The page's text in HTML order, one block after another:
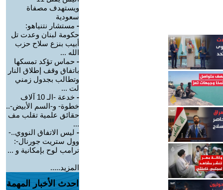
ويستهدف مصفاة
سعودية
- مستشار نتنياهو:
حكومة لبنان وعدت تل
أبيب بنزع سلاح حزب
الله ...
- حماس تؤكد تمسكها
باتفاق وقف إطلاق النار
وتطالب بجدول زمني
لت ...
-
خدعة -الـ 10 آلاف
خطوة- و-السم الأبيض-..
حقائق علمية تقلب مف
...
- ليس الاتفاق النووي..-
وول ستريت جورنال-:
ترامب لوح بإمكانية و ...
المزيد.....
احدث الأخبار المهمة